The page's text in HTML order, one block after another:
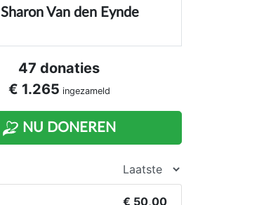
Sharon Van den Eynde
47 donaties
€ 1.265 ingezameld
NU DONEREN
€ 50,00